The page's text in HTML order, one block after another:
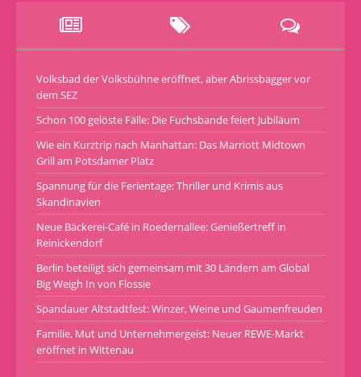
Volksbad der Volksbühne eröffnet, aber Abrissbagger vor
dem SEZ
Schon 100 gelöste Fälle: Die Fuchsbande feiert Jubiläum
Wie ein Kurztrip nach Manhattan: Das Marriott Midtown
Grill am Potsdamer Platz
Spannung für die Ferientage: Thriller und Krimis aus
Skandinavien
Neue Bäckerei-Café in Roedernallee: Genießertreff in
Reinickendorf
Berlin beteiligt sich gemeinsam mit 30 Ländern am Global
Big Weigh In von Flossie
Spandauer Altstadtfest: Winzer, Weine und Gaumenfreuden
Familie, Mut und Unternehmergeist: Neuer REWE-Markt
eröffnet in Wittenau